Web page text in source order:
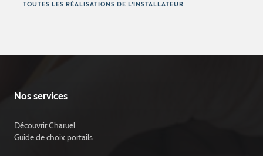
TOUTES LES RÉALISATIONS DE L’INSTALLATEUR
Nos services
Découvrir Charuel
Guide de choix portails